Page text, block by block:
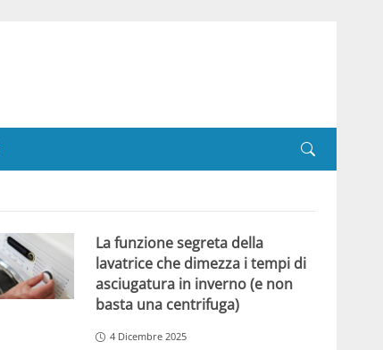
La funzione segreta della
lavatrice che dimezza i tempi di
asciugatura in inverno (e non
basta una centrifuga)
4 Dicembre 2025